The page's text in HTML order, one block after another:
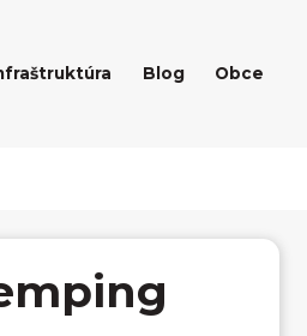
Blog Obce